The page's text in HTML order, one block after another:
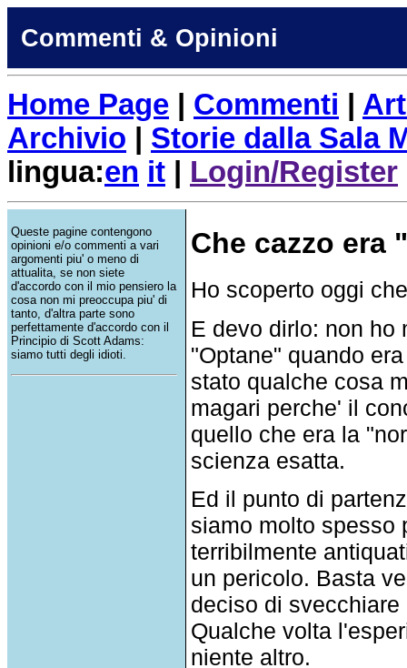
Commenti & Opinioni
Home Page Commenti
Archivio
Storie dalla Sala
lingua:en it Login/Register
Queste pagine contengono
opinioni e/o commenti a vari
argomenti piu' o meno di
attualita, se non siete
d'accordo con il mio pensiero la
cosa non mi preoccupa piu' di
tanto, d'altra parte sono
perfettamente d'accordo con il
Principio di Scott Adams:
siamo tutti degli idioti.
Che cazzo era
Ho scoperto oggi
E devo dirlo: non ho
"Optane" quando
stato qualche cosa
magari perche' il
quello che era la
scienza esatta.
Ed il punto di
siamo molto spesso
terribilmente
un pericolo. Basta
deciso di
Qualche volta
niente altro.